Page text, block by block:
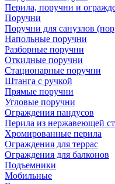
Перила, поручни и
Поручни
Поручни для санузлов
Напольные поручни
Разборные поручни
Откидные поручни
Стационарные поручни
Штанга с ручкой
Прямые поручни
Угловые поручни
Ограждения пандусов
Перила из нержавеющей
Хромированные перила
Ограждения для террас
Ограждения для балконов
Подъемники
Мобильные